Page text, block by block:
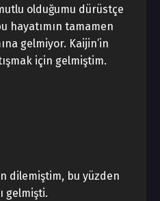
olduğumu dürüstçe
hayatımın tamamen
gelmiyor. Kaijin’in
için gelmiştim.
dilemiştim, bu yüzden
gelmişti.